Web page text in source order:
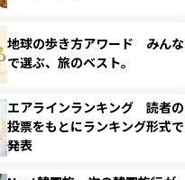
地球の歩き方アワード みんな
で選ぶ、旅のベスト。
エアラインランキング 読者の
投票をもとにランキング形式で
発表